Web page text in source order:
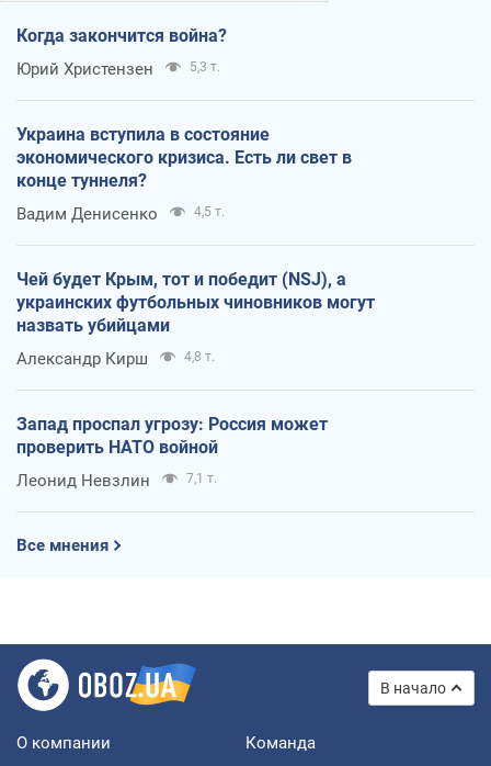
Когда закончится война?
Юрий Христензен 5,3 т.
Украина вступила в состояние
экономического кризиса. Есть ли свет в
конце туннеля?
Вадим Денисенко 4,5 т.
Чей будет Крым, тот и победит (NSJ), а
украинских футбольных чиновников могут
назвать убийцами
Александр Кирш 4,8 т.
Запад проспал угрозу: Россия может
проверить НАТО войной
Леонид Невзлин 7,1 т.
Все мнения
В начало
О компании Команда